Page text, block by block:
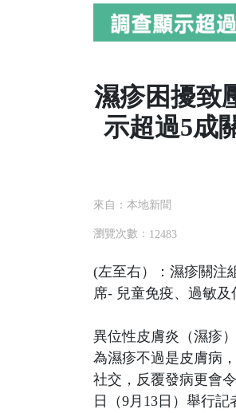
濕疹困擾致
示超過5成
來自：本地新聞
瀏覽次數： 12483
(左至右）：濕疹關注
席- 兒童免疫、過敏
異位性皮膚炎（濕疹
為濕疹不過是皮膚病
社交，反覆發病更會
日（9月13日）舉行